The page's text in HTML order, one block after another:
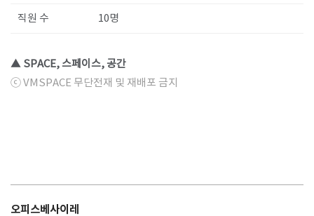
직원 수 10명
▲ SPACE, 스페이스, 공간
ⓒ VMSPACE 무단전재 및 재배포 금지
오피스베사이레